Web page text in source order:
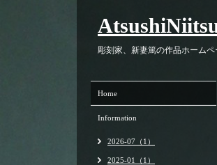
彫刻家、新妻篤の作品ホームペ
Home
Information
2026-07（1）
2025-01（1）